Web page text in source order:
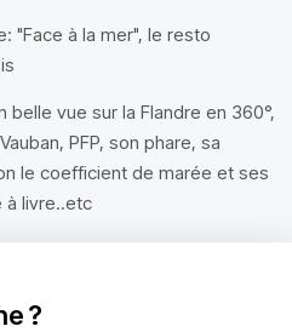
"Face à la mer", le resto
vue sur la Flandre en 360°,
PFP, son phare, sa
le coefficient de marée et ses
à livre..etc
?